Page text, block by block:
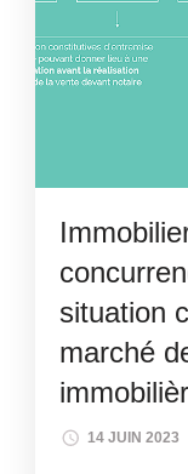
situation
marché
14 JUIN 2023